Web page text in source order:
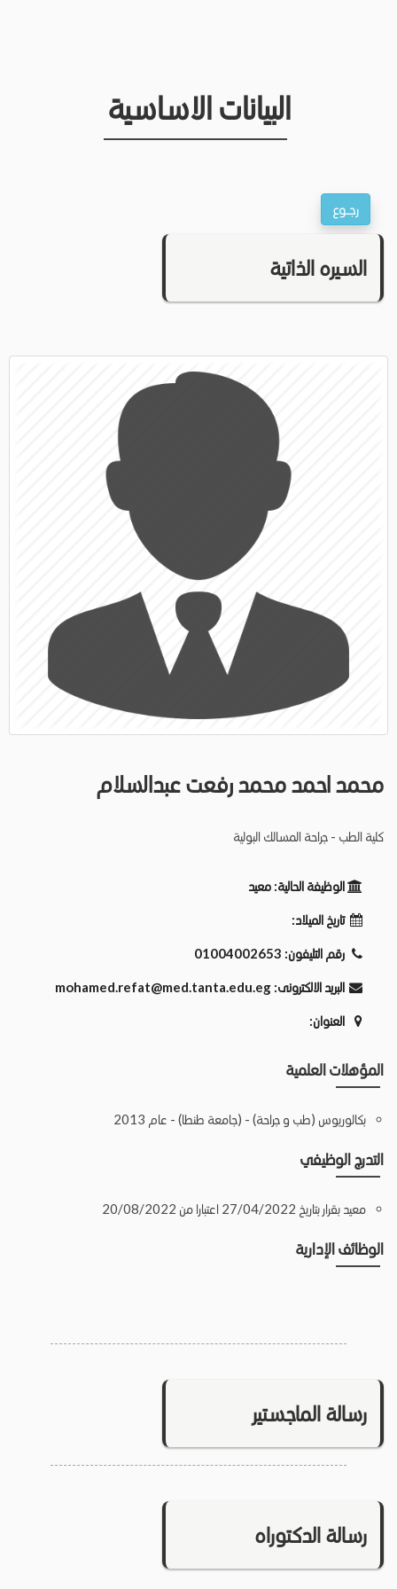
البيانات الاساسية
السيره الذاتية
محمد احمد محمد رفعت عبدالسلام
كلية الطب - جراحة المسالك البولية
الوظيفة الحالية: معيد
تاريخ الميلاد:
رقم التليفون: 01004002653
البريد الالكترونى: mohamed.refat@med.tanta.edu.eg
العنوان:
المؤهلات العلمية
بكالوريوس (طب و جراحة) - (جامعة طنطا) - عام 2013
التدرج الوظيفي
معيد بقرار بتاريخ 27/04/2022 اعتبارا من 20/08/2022
الوظائف الإدارية
رسالة الماجستير
رسالة الدكتوراه